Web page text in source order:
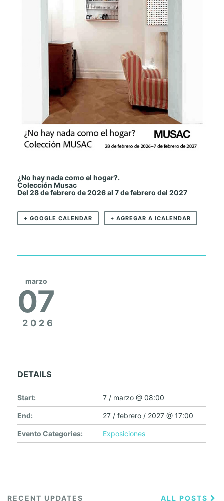
¿No hay nada como el hogar?.
Colección Musac
Del 28 de febrero de 2026 al 7 de febrero del 2027
+ GOOGLE CALENDAR + AGREGAR A ICALENDAR
marzo
07
2026
DETAILS
Start: 7 / marzo @ 08:00
End: 27 / febrero / 2027 @ 17:00
Evento Categories: Exposiciones
ALL POSTS
RECENT UPDATES